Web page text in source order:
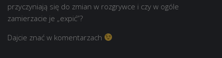
przyczyniają się do zmian w rozgrywce i czy w ogóle
zamierzacie je „expić”?
Dajcie znać w komentarzach